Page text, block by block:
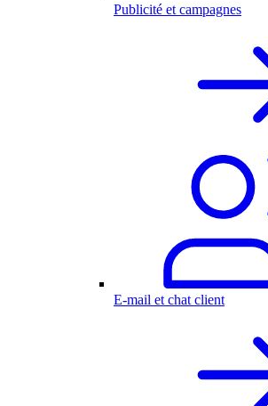
Publicité et campagnes
E-mail et chat client